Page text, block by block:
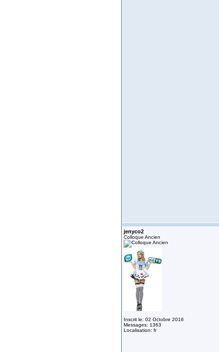
jenyco2
Colloque Ancien
Inscrit le: 02 Octobre 2016
Messages: 1363
Localisation: fr